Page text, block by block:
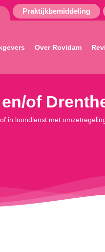
Praktijkbemiddeling
Over Rovidam
of
in loondienst met